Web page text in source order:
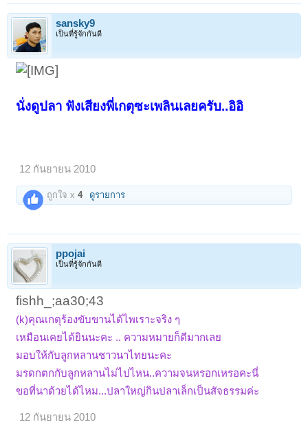
sansky9
เป็นที่รู้จักกันดี
นั่งดูปลา ฟังเสียงพี่เกตุซะเพลินเลยครับ..อิอิ
12 กันยายน 2010
ถูกใจ x4 ดูรายการ
ppojai
เป็นที่รู้จักกันดี
fishh_;aa30;43
(k)คุณเกตุร้องขับขานได้ไพเราะจริง ๆ
เหมือนเคยได้ยินนะคะ .. ความหมายก็ดีมากเลย
มอบให้กับลูกหลานชาวนาไทยนะคะ
มรดกตกกับลูกหลานไม่ไปไหน..ความจนหรอกเหรอคะนี่
ขอที่นาด้วยได้ไหม...ปลาใหญ่กินปลาเล็กเป็นสัจธรรมค่ะ
12 กันยายน 2010